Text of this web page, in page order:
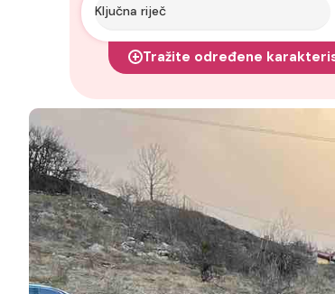
Tražite određene